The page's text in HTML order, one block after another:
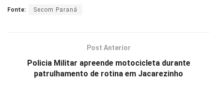
Fonte: Secom Paraná
Post Anterior
Policia Militar apreende motocicleta durante
patrulhamento de rotina em Jacarezinho